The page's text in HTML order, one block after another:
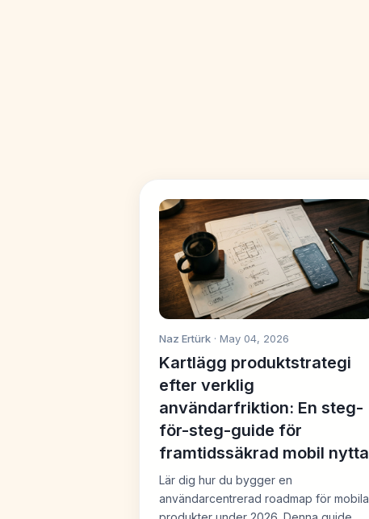
Naz Ertürk · May 04, 2026
Kartlägg produktstrategi
efter verklig
användarfriktion: En steg-
för-steg-guide för
framtidssäkrad mobil nytta
Lär dig hur du bygger en
användarcentrerad roadmap för mobila